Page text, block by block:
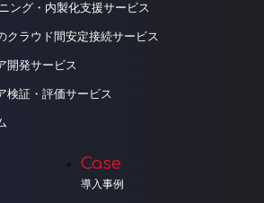
ング・内製化支援サービス
クラウド間安定接続サービス
開発サービス
検証・評価サービス
Case
導入事例